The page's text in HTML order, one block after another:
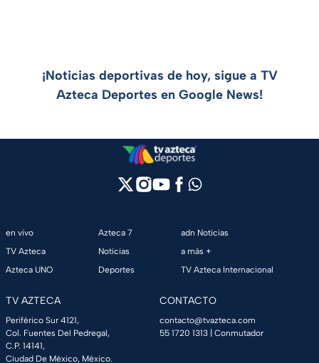
¡Noticias deportivas de hoy, sigue a TV
Azteca Deportes en Google News!
en vivo
TV Azteca
Azteca UNO
Azteca 7
Noticias
Deportes
adn Noticias
a más +
TV Azteca Internacional
TV AZTECA
Periférico Sur 4121,
Col. Fuentes Del Pedregal,
C.P. 14141,
Ciudad De México, México.
CONTACTO
contacto@tvazteca.com
55 1720 1313 | Conmutador